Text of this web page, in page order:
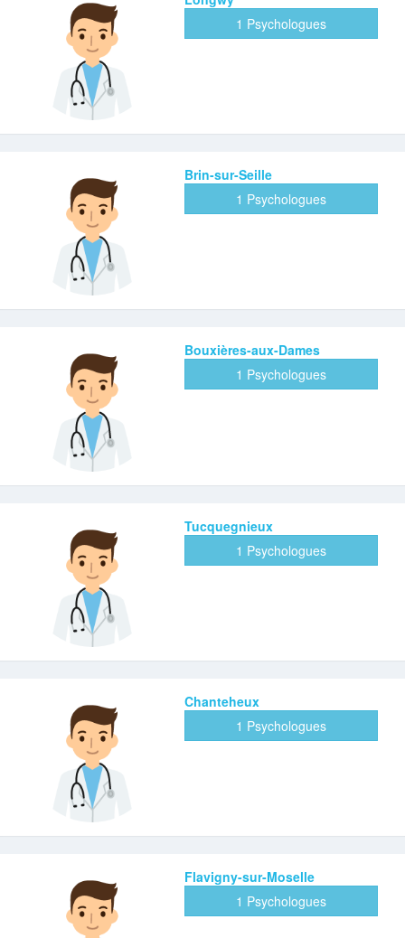
1 Psychologues
Brin-sur-Seille
1 Psychologues
Bouxières-aux-Dames
1 Psychologues
Tucquegnieux
1 Psychologues
Chanteheux
1 Psychologues
Flavigny-sur-Moselle
1 Psychologues